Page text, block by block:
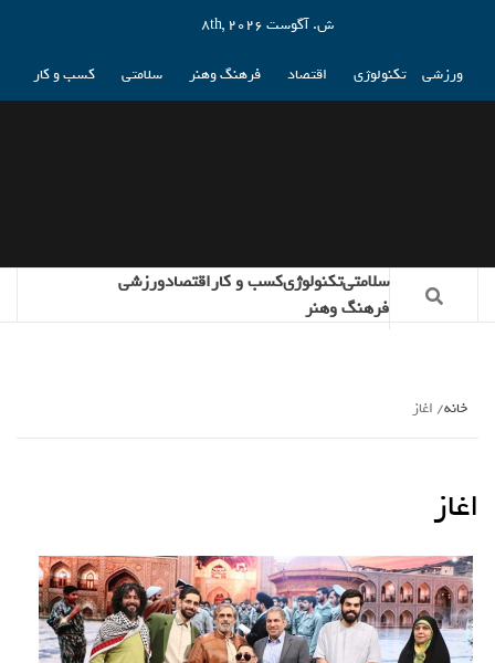
ش. آگوست 8th, 2026
ورزشی تکنولوژی اقتصاد فرهنگ وهنر سلامتی کسب و کار
سلامتیتکنولوژیکسب و کاراقتصادورزشی
فرهنگ وهنر
خانه اغاز
اغاز